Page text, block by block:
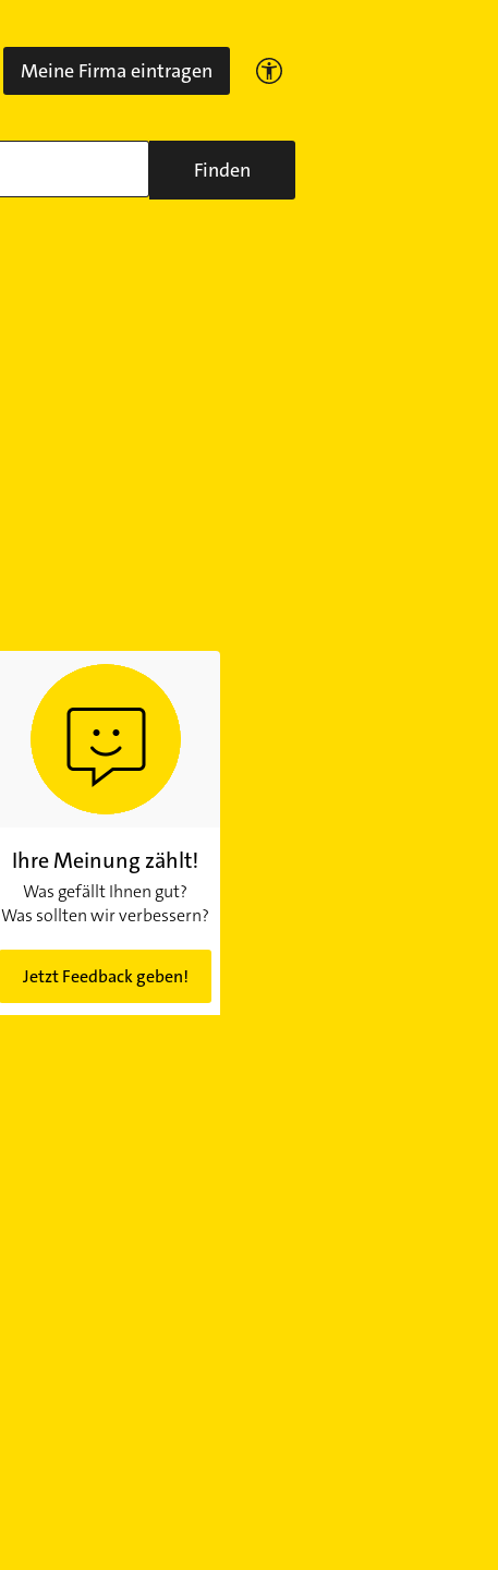
Meine Firma eintragen
Finden
Ihre Meinung zählt!
Was gefällt Ihnen gut?
Was sollten wir verbessern?
Jetzt Feedback geben!